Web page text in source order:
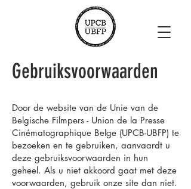
Gebruiksvoorwaarden
Door de website van de Unie van de
Belgische Filmpers - Union de la Presse
Cinématographique Belge (UPCB-UBFP) te
bezoeken en te gebruiken, aanvaardt u
deze gebruiksvoorwaarden in hun
geheel. Als u niet akkoord gaat met deze
voorwaarden, gebruik onze site dan niet.